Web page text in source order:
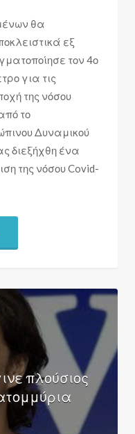
θα
εξ
τον 4ο
για τις
της νόσου
το
Δυναμικού
διεξήχθη ένα
της νόσου Covid-
πλούσιος